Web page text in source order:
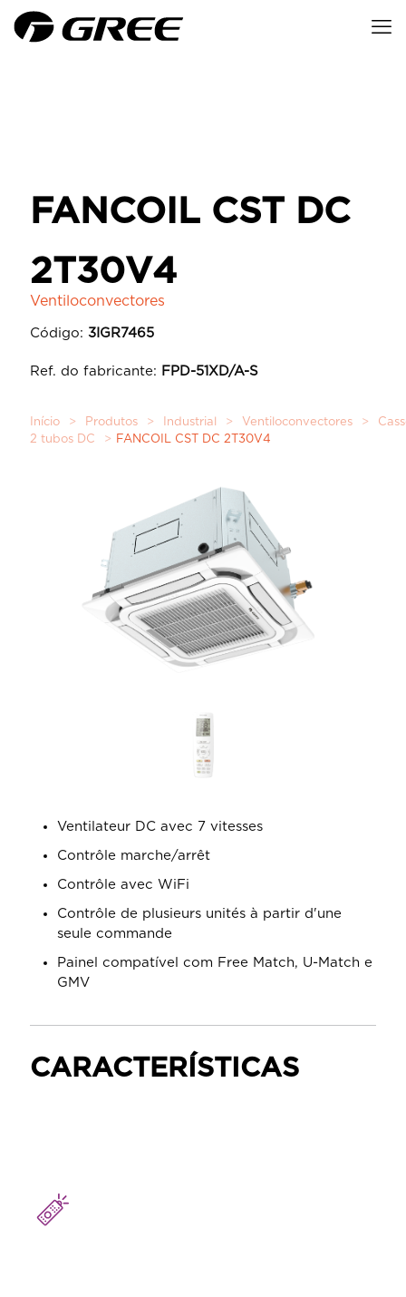
FANCOIL CST DC
2T30V4
Ventiloconvectores
Código: 3IGR7465
Ref. do fabricante: FPD-51XD/A-S
Início > Produtos > Industrial > Ventiloconvectores >
2 tubos DC
> FANCOIL CST DC 2T30V4
Ventilateur DC avec 7 vitesses
Contrôle marche/arrêt
Contrôle avec WiFi
Contrôle de plusieurs unités à partir d'une
seule commande
Painel compatível com Free Match, U-Match e
GMV
CARACTERÍSTICAS